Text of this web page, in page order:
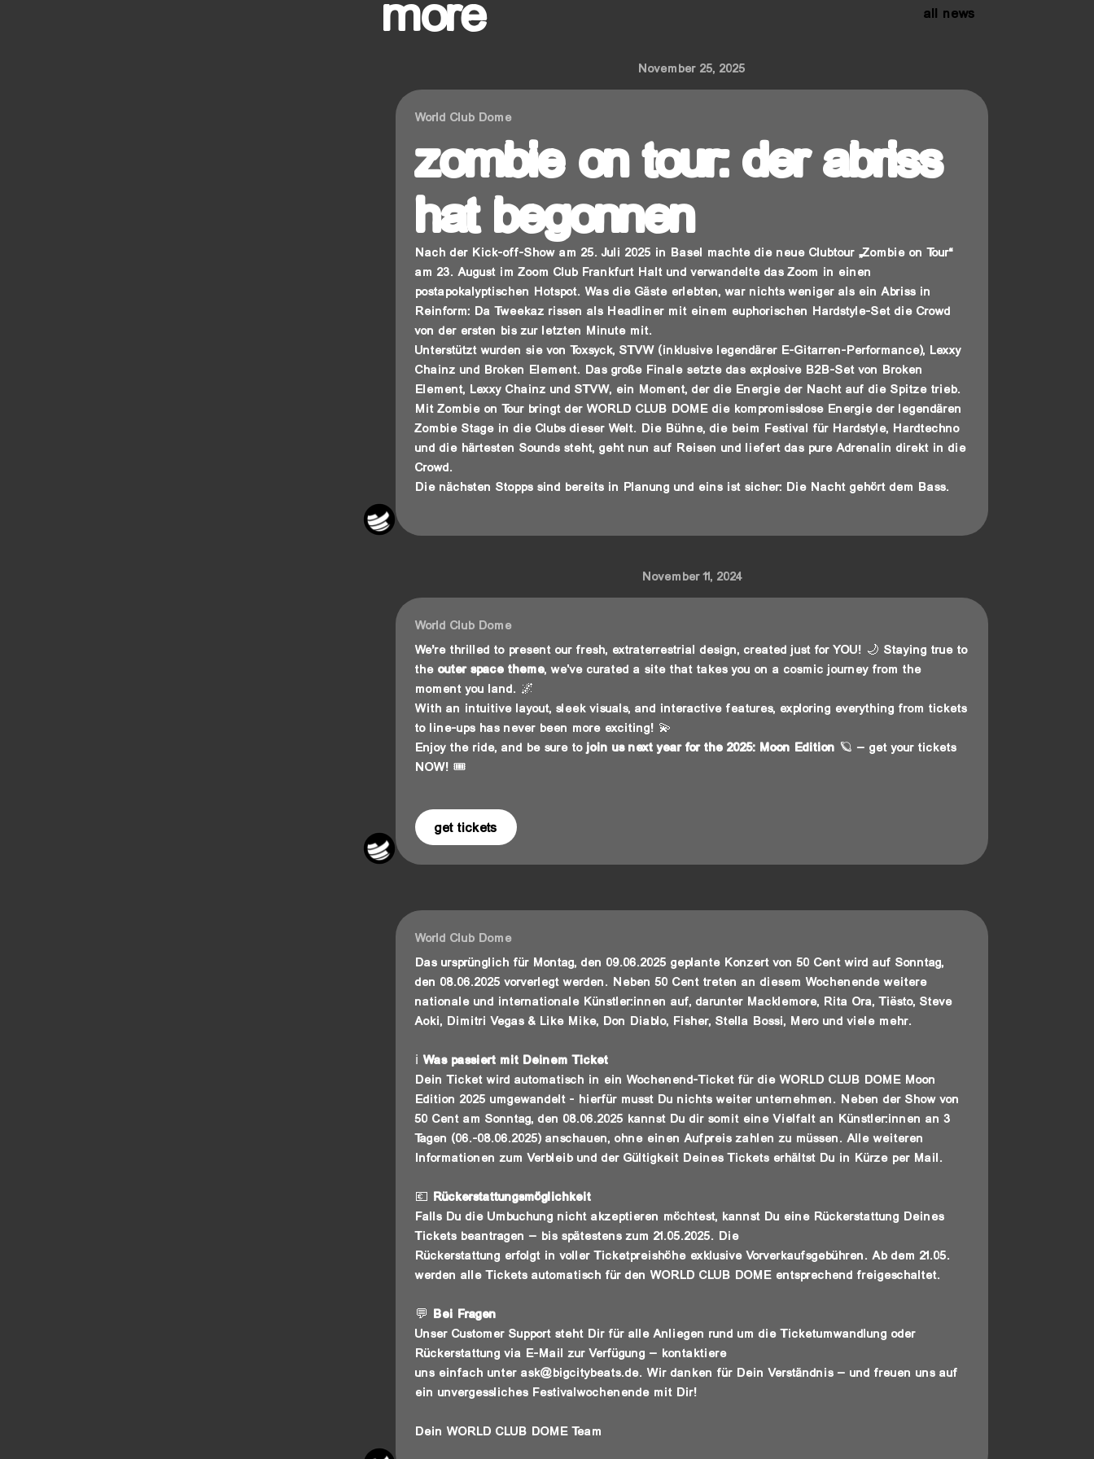
more all news
November 25, 2025
World Club Dome
zombie on tour: der abriss
hat begonnen
Nach der Kick-off-Show am 25. Juli 2025 in Basel machte die neue Clubtour „Zombie on Tour“
am 23. August im Zoom Club Frankfurt Halt und verwandelte das Zoom in einen
postapokalyptischen Hotspot. Was die Gäste erlebten, war nichts weniger als ein Abriss in
Reinform: Da Tweekaz rissen als Headliner mit einem euphorischen Hardstyle-Set die Crowd
von der ersten bis zur letzten Minute mit.
Unterstützt wurden sie von Toxsyck, STVW (inklusive legendärer E-Gitarren-Performance), Lexxy
Chainz und Broken Element. Das große Finale setzte das explosive B2B-Set von Broken
Element, Lexxy Chainz und STVW, ein Moment, der die Energie der Nacht auf die Spitze trieb.
Mit Zombie on Tour bringt der WORLD CLUB DOME die kompromisslose Energie der legendären
Zombie Stage in die Clubs dieser Welt. Die Bühne, die beim Festival für Hardstyle, Hardtechno
und die härtesten Sounds steht, geht nun auf Reisen und liefert das pure Adrenalin direkt in die
Crowd.
Die nächsten Stopps sind bereits in Planung und eins ist sicher: Die Nacht gehört dem Bass.
November 11, 2024
World Club Dome
We’re thrilled to present our fresh, extraterrestrial design, created just for YOU! 🌙 Staying true to
the outer space theme, we've curated a site that takes you on a cosmic journey from the
moment you land. 🌌
With an intuitive layout, sleek visuals, and interactive features, exploring everything from tickets
to line-ups has never been more exciting! 💫
Enjoy the ride, and be sure to join us next year for the 2025: Moon Edition 🪐 – get your tickets
NOW! 🎟️
get tickets
World Club Dome
Das ursprünglich für Montag, den 09.06.2025 geplante Konzert von 50 Cent wird auf Sonntag,
den 08.06.2025 vorverlegt werden. Neben 50 Cent treten an diesem Wochenende weitere
nationale und internationale Künstler:innen auf, darunter Macklemore, Rita Ora, Tiësto, Steve
Aoki, Dimitri Vegas & Like Mike, Don Diablo, Fisher, Stella Bossi, Mero und viele mehr.
ℹ Was passiert mit Deinem Ticket
Dein Ticket wird automatisch in ein Wochenend-Ticket für die WORLD CLUB DOME Moon
Edition 2025 umgewandelt - hierfür musst Du nichts weiter unternehmen. Neben der Show von
50 Cent am Sonntag, den 08.06.2025 kannst Du dir somit eine Vielfalt an Künstler:innen an 3
Tagen (06.-08.06.2025) anschauen, ohne einen Aufpreis zahlen zu müssen. Alle weiteren
Informationen zum Verbleib und der Gültigkeit Deines Tickets erhältst Du in Kürze per Mail.
💶 Rückerstattungsmöglichkeit
Falls Du die Umbuchung nicht akzeptieren möchtest, kannst Du eine Rückerstattung Deines
Tickets beantragen – bis spätestens zum 21.05.2025. Die
Rückerstattung erfolgt in voller Ticketpreishöhe exklusive Vorverkaufsgebühren. Ab dem 21.05.
werden alle Tickets automatisch für den WORLD CLUB DOME entsprechend freigeschaltet.
💬 Bei Fragen
Unser Customer Support steht Dir für alle Anliegen rund um die Ticketumwandlung oder
Rückerstattung via E-Mail zur Verfügung – kontaktiere
uns einfach unter ask@bigcitybeats.de. Wir danken für Dein Verständnis – und freuen uns auf
ein unvergessliches Festivalwochenende mit Dir!
Dein WORLD CLUB DOME Team